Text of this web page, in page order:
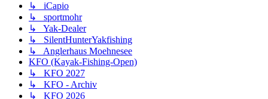
↳ iCapio
↳ sportmohr
↳ Yak-Dealer
↳ SilentHunterYakfishing
↳ Anglerhaus Moehnesee
KFO (Kayak-Fishing-Open)
↳ KFO 2027
↳ KFO - Archiv
↳ KFO 2026